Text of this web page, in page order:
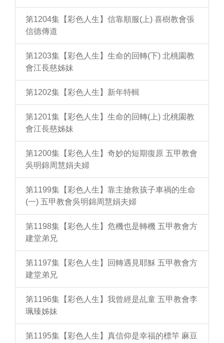
第1204集【彩色人生】信靠順服(上) 喜樹教會張
信德傳道
第1203集【彩色人生】生命的回轉(下) 北桃園教
會江長慈姊妹
第1202集【彩色人生】新年特輯
第1201集【彩色人生】生命的回轉(上) 北桃園教
會江長慈姊妹
第1200集【彩色人生】奇妙的短期復原 五甲教會
吳明錦周慧娟夫婦
第1199集【彩色人生】靠主搶救孩子車禍的生命
(一) 五甲教會吳明錦周慧娟夫婦
第1198集【彩色人生】危機也是轉機 五甲教會方
建堂弟兄
第1197集【彩色人生】回轉遇見耶穌 五甲教會方
建堂弟兄
第1196集【彩色人生】我曾經是乩童 五甲教會李
珮臻姊妹
第1195集【彩色人生】真信仰是幸福的標竿 麻豆